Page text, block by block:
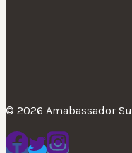
© 2026 Amabassador